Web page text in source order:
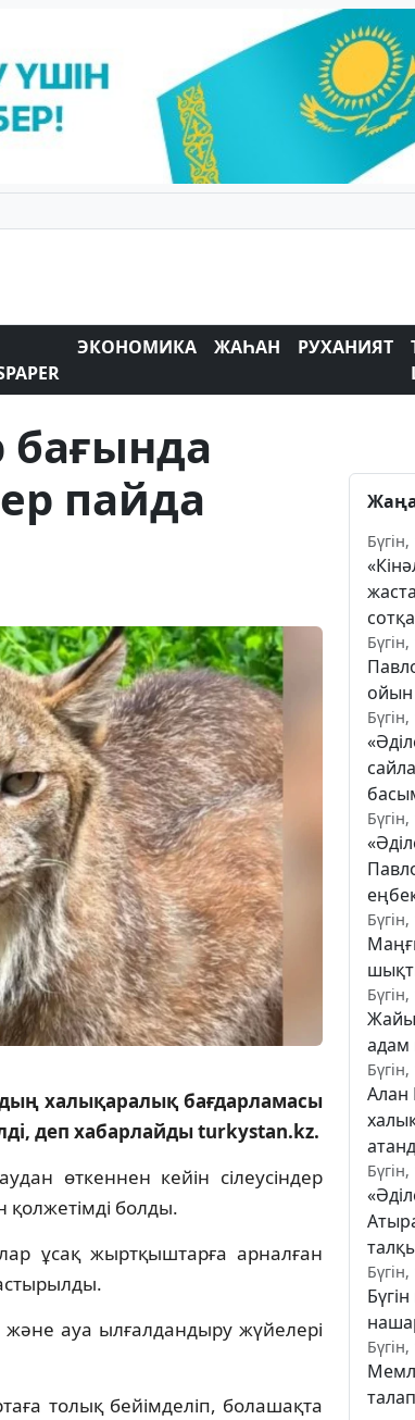
ЭКОНОМИКА ЖАҺАН РУХАНИЯТ
бағында
пайда
халықаралық бағдарламасы
деп хабарлайды turkystan.kz.
өткеннен кейін сілеусіндер
қолжетімді болды.
ұсақ жыртқыштарға арналған
ауа ылғалдандыру жүйелері
толық бейімделіп, болашақта
адам
Бүгін,
Алан